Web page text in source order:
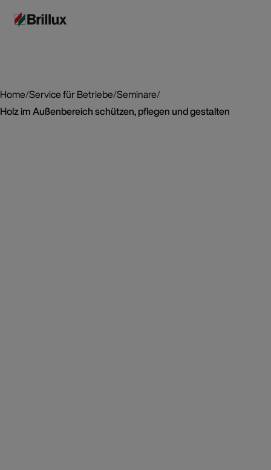
Home/Service für Betriebe/Seminare/
Holz im Außenbereich schützen, pflegen und gestalten